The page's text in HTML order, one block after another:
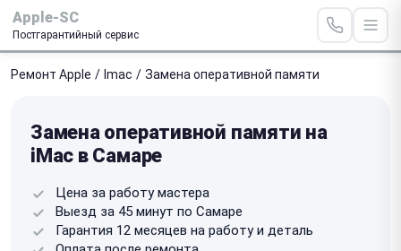
Apple-SC
Постгарантийный сервис
Ремонт Apple / Imac / Замена оперативной памяти
Замена оперативной памяти на
iMac в Самаре
Цена за работу мастера
Выезд за 45 минут по Самаре
Гарантия 12 месяцев на работу и деталь